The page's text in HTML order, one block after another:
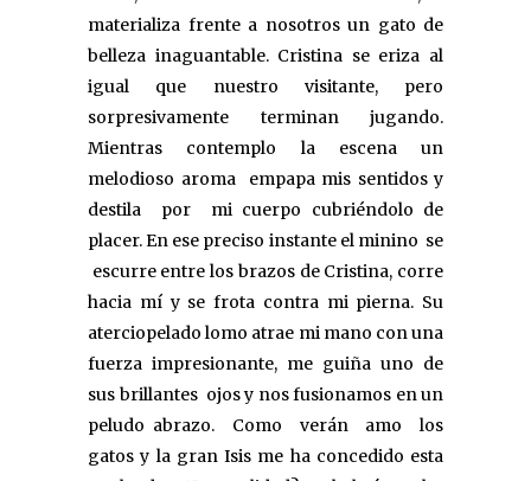
materializa frente a nosotros un gato de
belleza inaguantable. Cristina se eriza al
igual que nuestro visitante, pero
sorpresivamente terminan jugando.
Mientras contemplo la escena un
melodioso aroma empapa mis sentidos y
destila por mi cuerpo cubriéndolo de
placer. En ese preciso instante el minino se
escurre entre los brazos de Cristina, corre
hacia mí y se frota contra mi pierna. Su
aterciopelado lomo atrae mi mano con una
fuerza impresionante, me guiña uno de
sus brillantes ojos y nos fusionamos en un
peludo abrazo. Como verán amo los
gatos y la gran Isis me ha concedido esta